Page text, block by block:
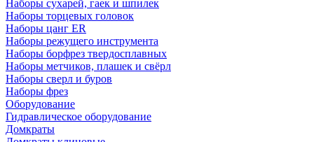
Наборы сухарей, гаек и шпилек
Наборы торцевых головок
Наборы цанг ER
Наборы режущего инструмента
Наборы борфрез твердосплавных
Наборы метчиков, плашек и свёрл
Наборы сверл и буров
Наборы фрез
Оборудование
Гидравлическое оборудование
Домкраты